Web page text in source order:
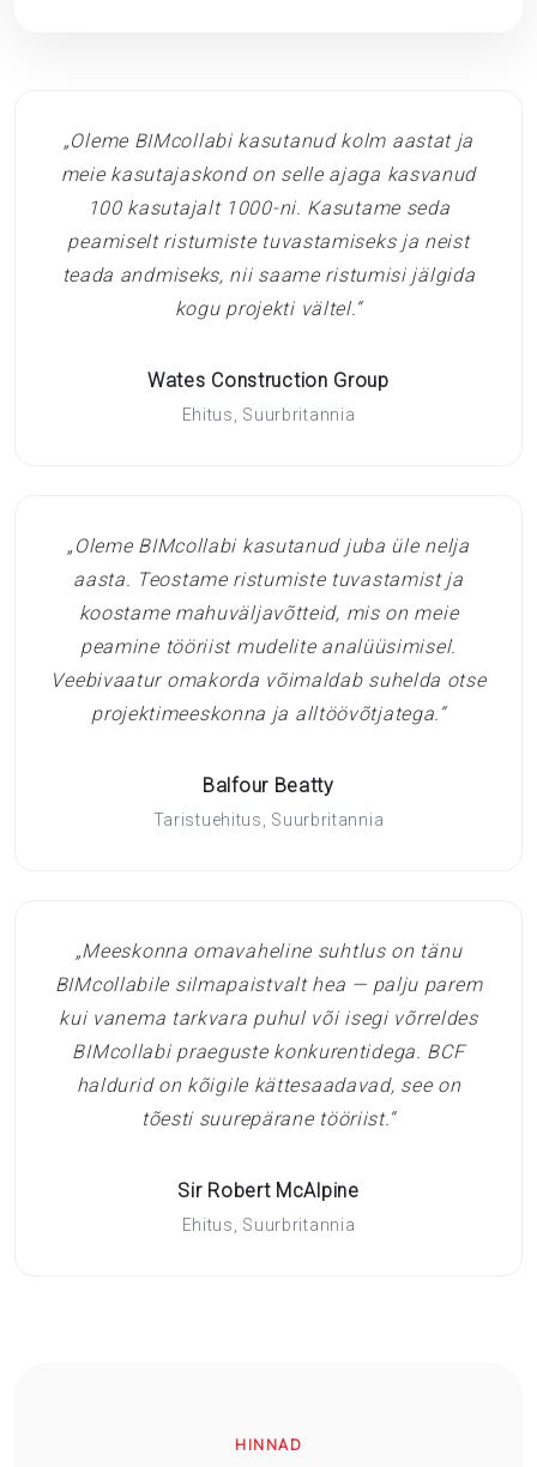
„Oleme BIMcollabi kasutanud kolm aastat ja
meie kasutajaskond on selle ajaga kasvanud
100 kasutajalt 1000-ni. Kasutame seda
peamiselt ristumiste tuvastamiseks ja neist
teada andmiseks, nii saame ristumisi jälgida
kogu projekti vältel.“
Wates Construction Group
Ehitus, Suurbritannia
„Oleme BIMcollabi kasutanud juba üle nelja
aasta. Teostame ristumiste tuvastamist ja
koostame mahuväljavõtteid, mis on meie
peamine tööriist mudelite analüüsimisel.
Veebivaatur omakorda võimaldab suhelda otse
projektimeeskonna ja alltöövõtjatega.“
Balfour Beatty
Taristuehitus, Suurbritannia
„Meeskonna omavaheline suhtlus on tänu
BIMcollabile silmapaistvalt hea — palju parem
kui vanema tarkvara puhul või isegi võrreldes
BIMcollabi praeguste konkurentidega. BCF
haldurid on kõigile kättesaadavad, see on
tõesti suurepärane tööriist.“
Sir Robert McAlpine
Ehitus, Suurbritannia
HINNAD